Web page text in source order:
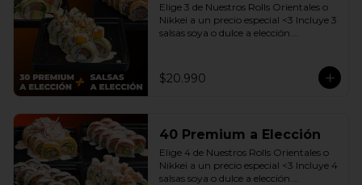
Elige 3 de Nuestros Rolls Orientales o
Nikkei a un precio especial <3 Incluye 3
salsas soya o dulce a elección.
$20.990
40 Premium a Elección
Elige 4 de Nuestros Rolls Orientales o
Nikkei a un precio especial <3 Incluye 4
salsas soya o dulce a elección.